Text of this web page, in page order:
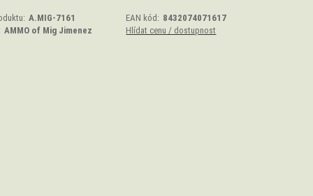
A.MIG-7161 EAN kód: 8432074071617
AMMO of Mig Jimenez Hlídat cenu / dostupnost